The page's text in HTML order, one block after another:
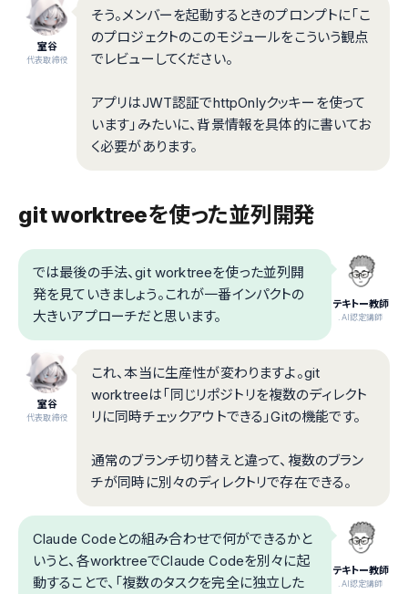
室谷
代表取締役
そう。メンバーを起動するときのプロンプトに「こ
のプロジェクトのこのモジュールをこういう観点
でレビューしてください。
アプリはJWT認証でhttpOnlyクッキーを使って
います」みたいに、背景情報を具体的に書いてお
く必要があります。
git worktreeを使った並列開発
テキトー教師
.AI認定講師
では最後の手法、git worktreeを使った並列開
発を見ていきましょう。これが一番インパクトの
大きいアプローチだと思います。
室谷
代表取締役
これ、本当に生産性が変わりますよ。git
worktreeは「同じリポジトリを複数のディレクト
リに同時チェックアウトできる」Gitの機能です。
通常のブランチ切り替えと違って、複数のブラン
チが同時に別々のディレクトリで存在できる。
テキトー教師
.AI認定講師
Claude Codeとの組み合わせで何ができるかと
いうと、各worktreeでClaude Codeを別々に起
動することで、「複数のタスクを完全に独立した